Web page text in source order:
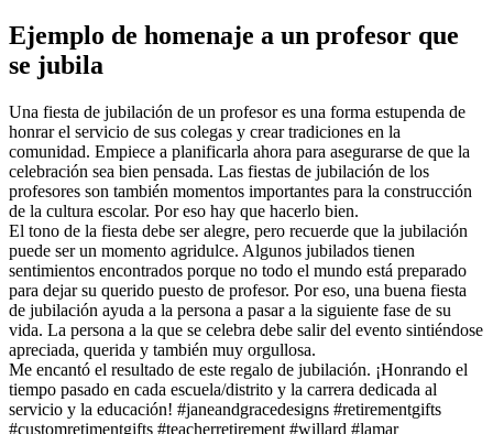
Ejemplo de homenaje a un profesor que
se jubila
Una fiesta de jubilación de un profesor es una forma estupenda de
honrar el servicio de sus colegas y crear tradiciones en la
comunidad. Empiece a planificarla ahora para asegurarse de que la
celebración sea bien pensada. Las fiestas de jubilación de los
profesores son también momentos importantes para la construcción
de la cultura escolar. Por eso hay que hacerlo bien.
El tono de la fiesta debe ser alegre, pero recuerde que la jubilación
puede ser un momento agridulce. Algunos jubilados tienen
sentimientos encontrados porque no todo el mundo está preparado
para dejar su querido puesto de profesor. Por eso, una buena fiesta
de jubilación ayuda a la persona a pasar a la siguiente fase de su
vida. La persona a la que se celebra debe salir del evento sintiéndose
apreciada, querida y también muy orgullosa.
Me encantó el resultado de este regalo de jubilación. ¡Honrando el
tiempo pasado en cada escuela/distrito y la carrera dedicada al
servicio y la educación! #janeandgracedesigns #retirementgifts
#customretimentgifts #teacherretirement #willard #lamar